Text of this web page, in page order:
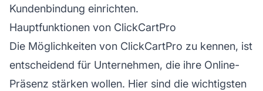
Kundenbindung einrichten.
Hauptfunktionen von ClickCartPro
Die Möglichkeiten von ClickCartPro zu kennen, ist
entscheidend für Unternehmen, die ihre Online-
Präsenz stärken wollen. Hier sind die wichtigsten